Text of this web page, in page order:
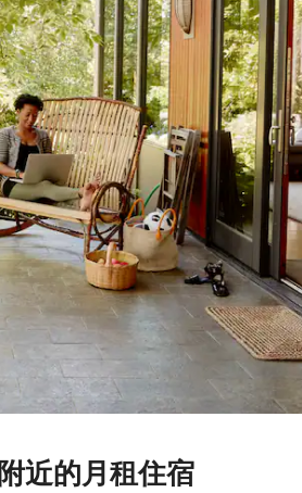
附近的月租住宿